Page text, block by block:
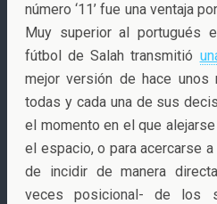
número ‘11’ fue una ventaja
Muy superior al portugués
fútbol de Salah transmitió
mejor versión de hace unos
todas y cada una de sus
el momento en el que
el espacio, o para acercarse
de incidir de manera
veces posicional- de los